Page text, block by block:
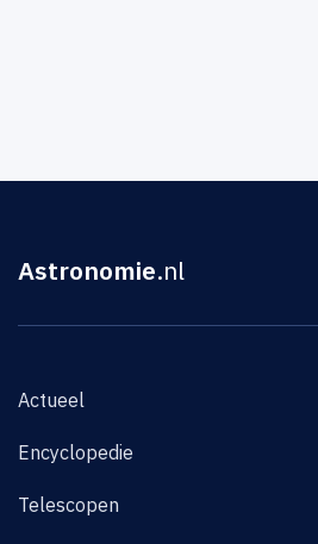
Astronomie.nl
Actueel
Encyclopedie
Telescopen